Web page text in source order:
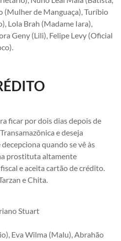
(Mulher de Manguaça), Turíbio
Lola Brah (Madame Iara),
Geny (Lili), Felipe Levy (Oficial
ficar por dois dias depois de
e deseja
quando se vê às
prostituta altamente
e aceita cartão de crédito.
e Chita.
Stuart
Eva Wilma (Malu), Abrahão